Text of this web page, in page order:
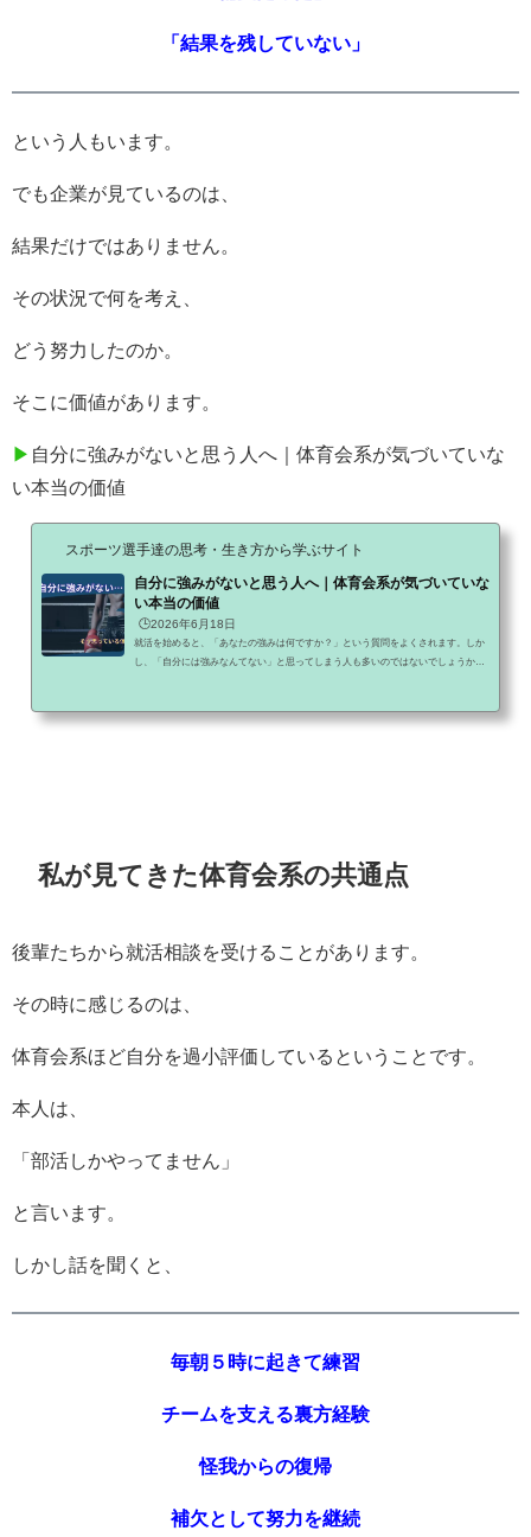
「結果を残していない」
という人もいます。
でも企業が見ているのは、
結果だけではありません。
その状況で何を考え、
どう努力したのか。
そこに価値があります。
▶ 自分に強みがないと思う人へ｜体育会系が気づいていな
い本当の価値
スポーツ選手達の思考・生き方から学ぶサイト
自分に強みがないと思う人へ｜体育会系が気づいていな
い本当の価値
🕒️2026年6月18日
就活を始めると、「あなたの強みは何ですか？」という質問をよくされます。しか
し、「自分には強みなんてない」と思ってしまう人も多いのではないでしょうか。
私が見てきた体育会系の共通点
後輩たちから就活相談を受けることがあります。
その時に感じるのは、
体育会系ほど自分を過小評価しているということです。
本人は、
「部活しかやってません」
と言います。
しかし話を聞くと、
毎朝５時に起きて練習
チームを支える裏方経験
怪我からの復帰
補欠として努力を継続